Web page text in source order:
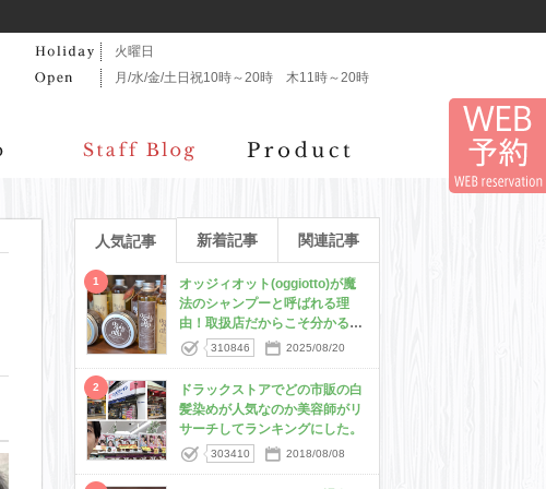
火曜日
月/水/金/土日祝10時～20時 木11時～20時
人気記事 新着記事 関連記事
1
オッジィオット(oggiotto)が魔
法のシャンプーと呼ばれる理
由！取扱店だからこそ分かる髪
質改善力310846 2025/08/20
2
ドラックストアでどの市販の白
髪染めが人気なのか美容師がリ
サーチしてランキングにした。
303410 2018/08/08